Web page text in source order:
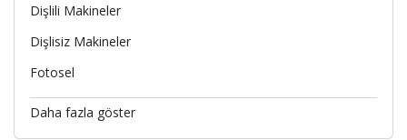
Dişlili Makineler
Dişlisiz Makineler
Fotosel
Daha fazla göster